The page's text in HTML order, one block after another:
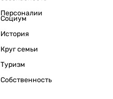
Персоналии
Социум
История
Круг семьи
Туризм
Собственность